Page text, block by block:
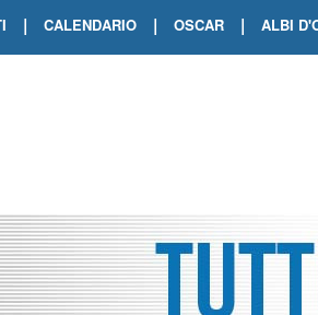
| CALENDARIO | OSCAR | ALBI